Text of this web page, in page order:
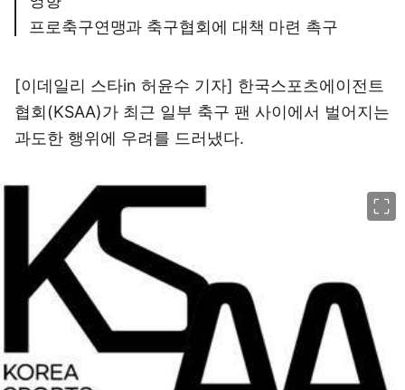
프로축구연맹과 축구협회에 대책 마련 촉구
[이데일리 스타in 허윤수 기자] 한국스포츠에이전트
협회(KSAA)가 최근 일부 축구 팬 사이에서 벌어지는
과도한 행위에 우려를 드러냈다.